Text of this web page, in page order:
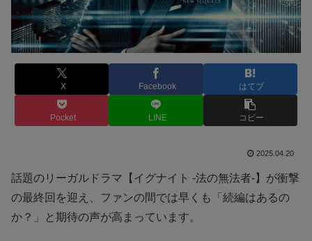
X Facebook はてブ
Pocket LINE コピー
2025.04.20
話題のリーガルドラマ【イグナイト -法の無法者-】が衝撃
の最終回を迎え、ファンの間では早くも「続編はあるの
か？」と期待の声が高まっています。